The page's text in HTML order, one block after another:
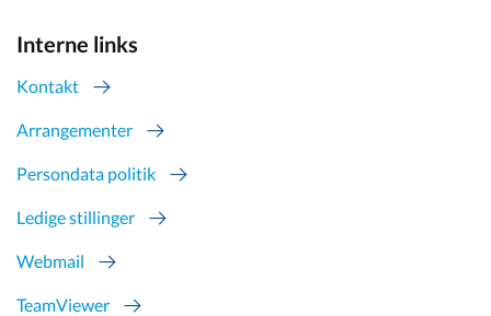
Interne links
Kontakt
Arrangementer
Persondata politik
Ledige stillinger
Webmail
TeamViewer